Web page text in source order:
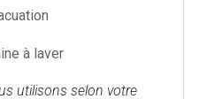
à laver
utilisons selon votre